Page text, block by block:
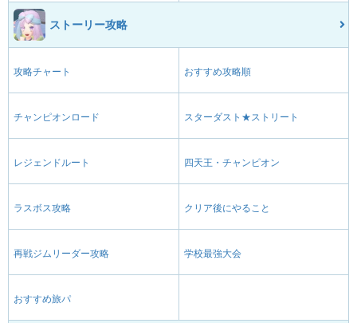
ストーリー攻略
攻略チャート おすすめ攻略順
チャンピオンロード スターダスト★ストリート
レジェンドルート 四天王・チャンピオン
ラスボス攻略 クリア後にやること
再戦ジムリーダー攻略 学校最強大会
おすすめ旅パ